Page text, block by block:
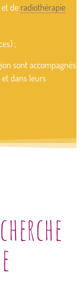
de radiothérapie
;
sont accompagnés
dans leurs